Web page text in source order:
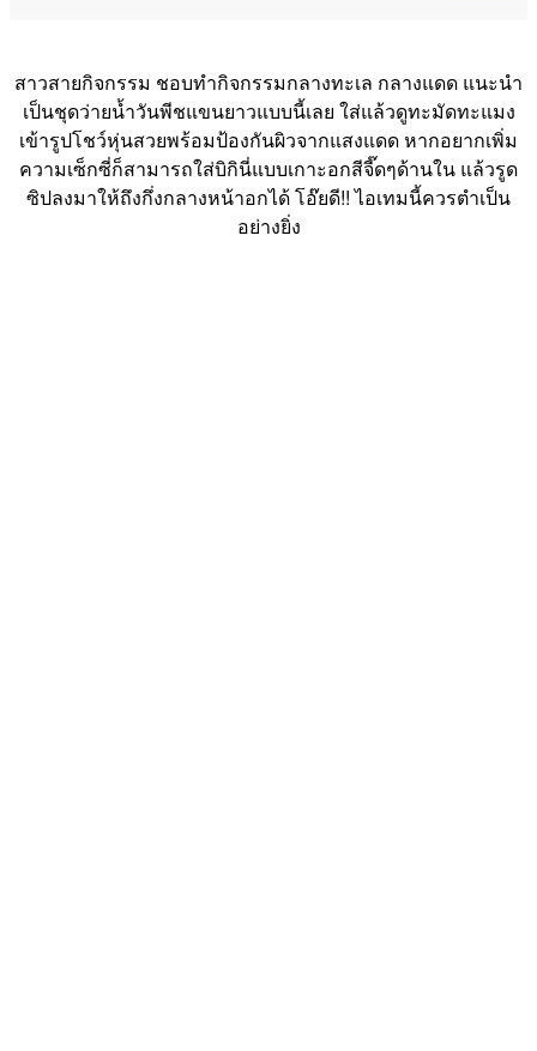
สาวสายกิจกรรม ชอบทำกิจกรรมกลางทะเล กลางแดด แนะนำ
เป็นชุดว่ายน้ำวันพีชแขนยาวแบบนี้เลย ใส่แล้วดูทะมัดทะแมง
เข้ารูปโชว์หุ่นสวยพร้อมป้องกันผิวจากแสงแดด หากอยากเพิ่ม
ความเซ็กซี่ก็สามารถใส่บิกินี่แบบเกาะอกสีจี๊ดๆด้านใน แล้วรูด
ซิปลงมาให้ถึงกึ่งกลางหน้าอกได้ โอ๊ยดี!! ไอเทมนี้ควรตำเป็น
อย่างยิ่ง